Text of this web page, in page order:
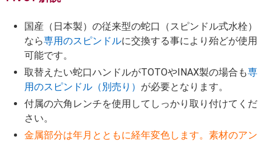
国産（日本製）の従来型の蛇口（スピンドル式水栓）
なら専用のスピンドルに交換する事により殆どが使用
可能です。
取替えたい蛇口ハンドルがTOTOやINAX製の場合も専
用のスピンドル（別売り） が必要となります。
付属の六角レンチを使用してしっかり取り付けてくだ
さい。
金属部分は年月とともに経年変色します。素材のアン